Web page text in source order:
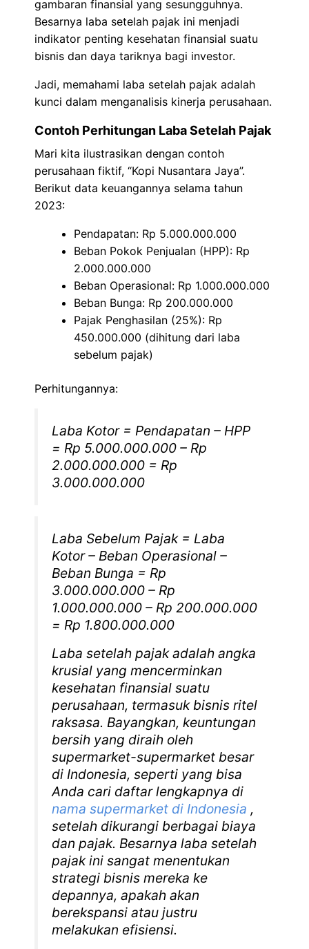
gambaran finansial yang sesungguhnya.
Besarnya laba setelah pajak ini menjadi
indikator penting kesehatan finansial suatu
bisnis dan daya tariknya bagi investor.
Jadi, memahami laba setelah pajak adalah
kunci dalam menganalisis kinerja perusahaan.
Contoh Perhitungan Laba Setelah Pajak
Mari kita ilustrasikan dengan contoh
perusahaan fiktif, “Kopi Nusantara Jaya”.
Berikut data keuangannya selama tahun
2023:
Pendapatan: Rp 5.000.000.000
Beban Pokok Penjualan (HPP): Rp
2.000.000.000
Beban Operasional: Rp 1.000.000.000
Beban Bunga: Rp 200.000.000
Pajak Penghasilan (25%): Rp
450.000.000 (dihitung dari laba
sebelum pajak)
Perhitungannya:
Laba Kotor = Pendapatan – HPP
= Rp 5.000.000.000 – Rp
2.000.000.000 = Rp
3.000.000.000
Laba Sebelum Pajak = Laba
Kotor – Beban Operasional –
Beban Bunga = Rp
3.000.000.000 – Rp
1.000.000.000 – Rp 200.000.000
= Rp 1.800.000.000
Laba setelah pajak adalah angka
krusial yang mencerminkan
kesehatan finansial suatu
perusahaan, termasuk bisnis ritel
raksasa. Bayangkan, keuntungan
bersih yang diraih oleh
supermarket-supermarket besar
di Indonesia, seperti yang bisa
Anda cari daftar lengkapnya di
nama supermarket di Indonesia ,
setelah dikurangi berbagai biaya
dan pajak. Besarnya laba setelah
pajak ini sangat menentukan
strategi bisnis mereka ke
depannya, apakah akan
berekspansi atau justru
melakukan efisiensi.